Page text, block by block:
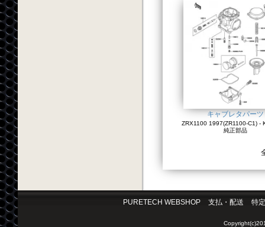
キャブレタパーツ
ZRX1100 1997(ZR1100-C1) -
純正部品
PURETECH WEBSHOP 支払・配送 特